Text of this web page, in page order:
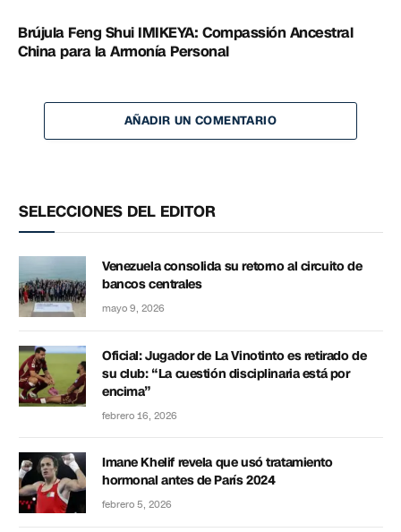
Brújula Feng Shui IMIKEYA: Compassión Ancestral
China para la Armonía Personal
AÑADIR UN COMENTARIO
SELECCIONES DEL EDITOR
Venezuela consolida su retorno al circuito de
bancos centrales
mayo 9, 2026
Oficial: Jugador de La Vinotinto es retirado de
su club: “La cuestión disciplinaria está por
encima”
febrero 16, 2026
Imane Khelif revela que usó tratamiento
hormonal antes de París 2024
febrero 5, 2026